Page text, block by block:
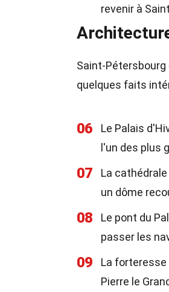
revenir à
Saint-
quelques faits
06 Le Palais
l'un des plus
07
La
un dôme
08
Le pont du
passer les
09
La
Pierre le